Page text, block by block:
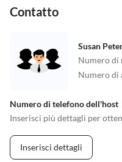
Contatto
Susan
Numero
Numero di
Numero di telefono dell'host
Inserisci più dettagli per
Inserisci dettagli